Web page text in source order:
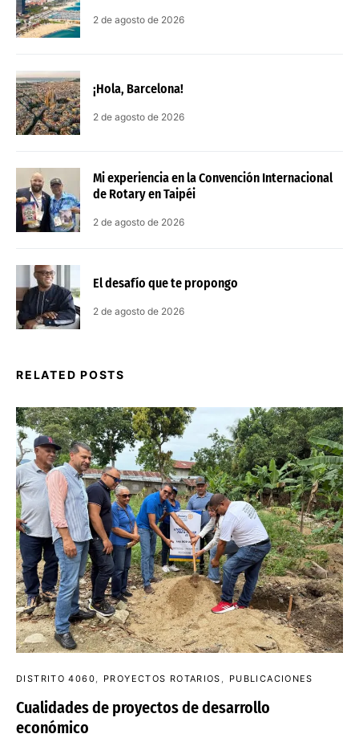
2 de agosto de 2026
¡Hola, Barcelona!
2 de agosto de 2026
Mi experiencia en la Convención Internacional
de Rotary en Taipéi
2 de agosto de 2026
El desafío que te propongo
2 de agosto de 2026
RELATED POSTS
DISTRITO 4060 PROYECTOS ROTARIOS PUBLICACIONES
Cualidades de proyectos de desarrollo
económico